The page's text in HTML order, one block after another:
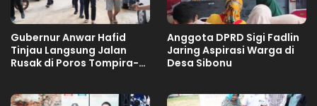
Gubernur Anwar Hafid
Tinjau Langsung Jalan
Rusak di Poros Tompira-
Anggota DPRD Sigi Fadlin
Jaring Aspirasi Warga di
Desa Sibonu